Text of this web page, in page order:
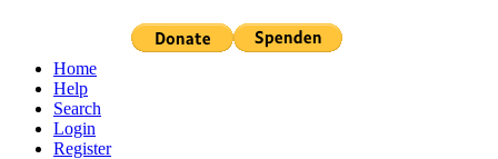
Home
Help
Search
Login
Register